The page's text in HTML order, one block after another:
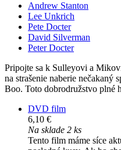
Andrew Stanton
Lee Unkrich
Pete Docter
David Silverman
Peter Docter
Pripojte sa k Sulleyovi a
na strašenie naberie nečakaný
Boo. Toto dobrodružstvo plné
DVD film
6,10 €
Na sklade 2 ks
Tento film máme síce